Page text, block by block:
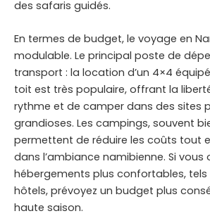
des safaris guidés.
En termes de budget, le voyage en
modulable. Le principal poste de
transport : la location d’un 4×4
toit est très populaire, offrant la
rythme et de camper dans des sites
grandioses. Les campings, souvent
permettent de réduire les coûts tout
dans l’ambiance namibienne. Si vous
hébergements plus confortables, tels
hôtels, prévoyez un budget plus
haute saison.